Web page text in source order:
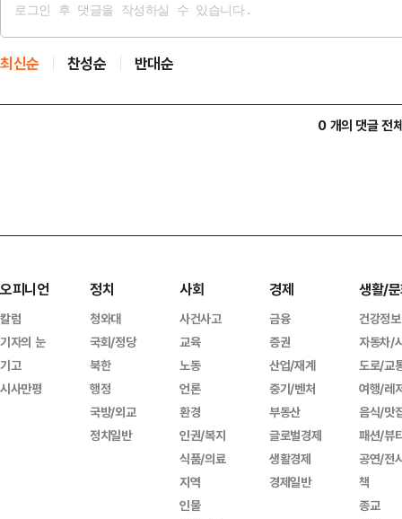
최신순 찬성순 반대순
0 개의 댓글 전
오피니언
칼럼
기자의 눈
기고
시사만평
정치
청와대
국회/정당
북한
행정
국방/외교
정치일반
사회
사건사고
교육
노동
언론
환경
인권/복지
식품/의료
지역
인물
경제
금융
증권
산업/재계
중기/벤처
부동산
글로벌경제
생활경제
경제일반
생활/
건강정보
자동차/
도로/교
여행/레
음식/맛
패션/뷰
공연/전
책
종교